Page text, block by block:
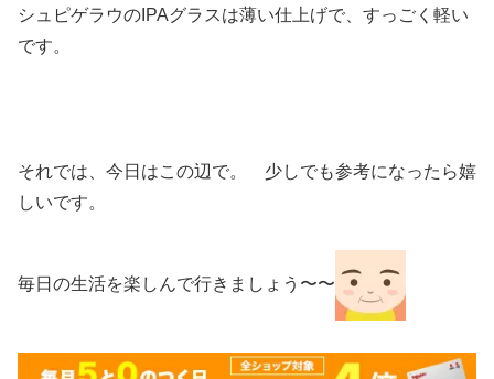
シュピゲラウのIPAグラスは薄い仕上げで、すっごく軽い
です。
それでは、今日はこの辺で。 少しでも参考になったら嬉
しいです。
毎日の生活を楽しんで行きましょう〜〜